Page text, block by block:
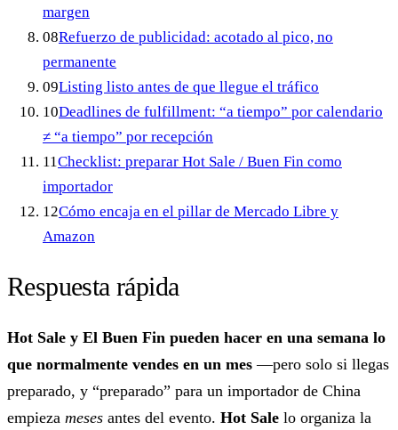
margen
08Refuerzo de publicidad: acotado al pico, no
permanente
09Listing listo antes de que llegue el tráfico
10Deadlines de fulfillment: “a tiempo” por calendario
≠ “a tiempo” por recepción
11Checklist: preparar Hot Sale / Buen Fin como
importador
12Cómo encaja en el pillar de Mercado Libre y
Amazon
Respuesta rápida
Hot Sale y El Buen Fin pueden hacer en una semana lo
que normalmente vendes en un mes —pero solo si llegas
preparado, y “preparado” para un importador de China
empieza meses antes del evento. Hot Sale lo organiza la